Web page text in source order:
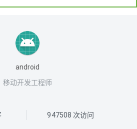
android
移动开发工程师
947508 次访问